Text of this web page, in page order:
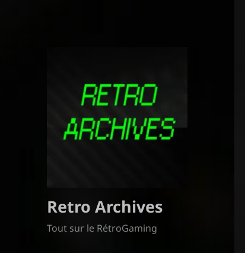
Retro Archives
Tout sur le RétroGaming